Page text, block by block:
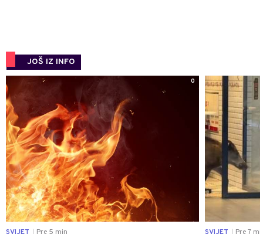
JOŠ IZ INFO
0
SVIJET Pre 5 min SVIJET Pre 7